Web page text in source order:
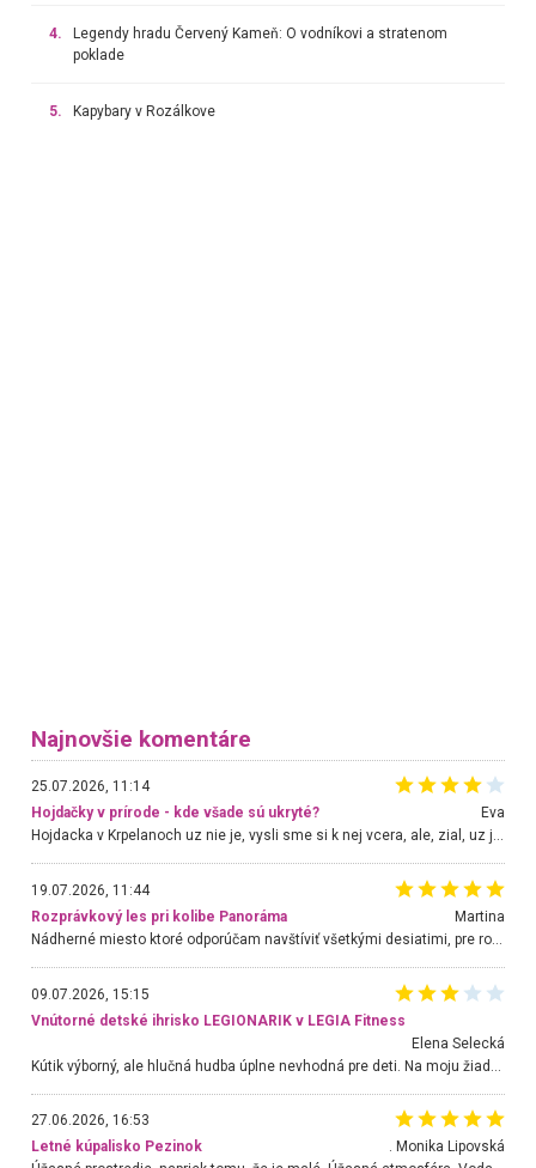
4.
Legendy hradu Červený Kameň: O vodníkovi a stratenom
poklade
5. Kapybary v Rozálkove
Najnovšie komentáre
25.07.2026, 11:14
Hojdačky v prírode - kde všade sú ukryté?
Eva
Hojdacka v Krpelanoch uz nie je, vysli sme si k nej vcera, ale, zial, uz je znicena. Ak sem planujete cestu len kvoli hojdacke, mozete si ju usetrit. Krasny vyhlad je tu vsak aj bez hojdacky :-)
19.07.2026, 11:44
Rozprávkový les pri kolibe Panoráma
Martina
Nádherné miesto ktoré odporúčam navštíviť všetkými desiatimi, pre rodiny s deťmi, dôchodcom... Proste a jednoducho ozaj rozprávkový les.. určite ešte prídeme. Odniesli sme si na pamiatku krásne tričká,
09.07.2026, 15:15
Vnútorné detské ihrisko LEGIONARIK v LEGIA Fitness
Elena Selecká
27.06.2026, 16:53
Letné kúpalisko Pezinok
. Monika Lipovská